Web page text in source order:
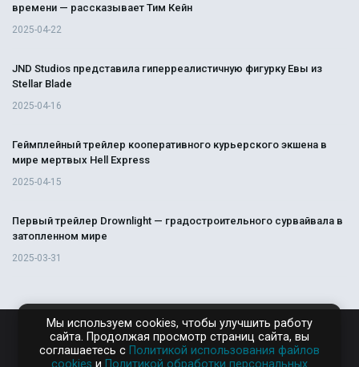
времени — рассказывает Тим Кейн
2025-04-22
JND Studios представила гиперреалистичную фигурку Евы из
Stellar Blade
2025-04-16
Геймплейный трейлер кооперативного курьерского экшена в
мире мертвых Hell Express
2025-04-15
Первый трейлер Drownlight — градостроительного сурвайвала в
затопленном мире
2025-03-31
Мы используем cookies, чтобы улучшить работу
сайта. Продолжая просмотр страниц сайта, вы
соглашаетесь с Политикой использования файлов
cookies и Политикой обработки персональных